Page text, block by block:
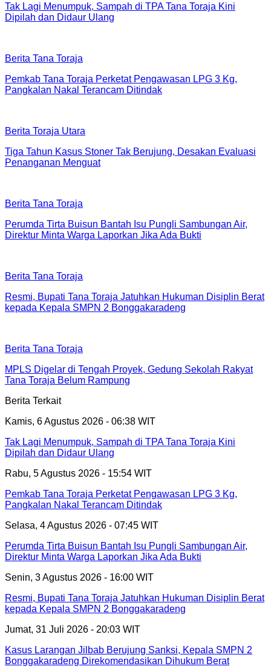
Tak Lagi Menumpuk, Sampah di TPA Tana Toraja Kini
Dipilah dan Didaur Ulang
Berita Tana Toraja
Pemkab Tana Toraja Perketat Pengawasan LPG 3 Kg,
Pangkalan Nakal Terancam Ditindak
Berita Toraja Utara
Tiga Tahun Kasus Stoner Tak Berujung, Desakan Evaluasi
Penanganan Menguat
Berita Tana Toraja
Perumda Tirta Buisun Bantah Isu Pungli Sambungan Air,
Direktur Minta Warga Laporkan Jika Ada Bukti
Berita Tana Toraja
Resmi, Bupati Tana Toraja Jatuhkan Hukuman Disiplin Berat
kepada Kepala SMPN 2 Bonggakaradeng
Berita Tana Toraja
MPLS Digelar di Tengah Proyek, Gedung Sekolah Rakyat
Tana Toraja Belum Rampung
Berita Terkait
Kamis, 6 Agustus 2026 - 06:38 WIT
Tak Lagi Menumpuk, Sampah di TPA Tana Toraja Kini
Dipilah dan Didaur Ulang
Rabu, 5 Agustus 2026 - 15:54 WIT
Pemkab Tana Toraja Perketat Pengawasan LPG 3 Kg,
Pangkalan Nakal Terancam Ditindak
Selasa, 4 Agustus 2026 - 07:45 WIT
Perumda Tirta Buisun Bantah Isu Pungli Sambungan Air,
Direktur Minta Warga Laporkan Jika Ada Bukti
Senin, 3 Agustus 2026 - 16:00 WIT
Resmi, Bupati Tana Toraja Jatuhkan Hukuman Disiplin Berat
kepada Kepala SMPN 2 Bonggakaradeng
Jumat, 31 Juli 2026 - 20:03 WIT
Kasus Larangan Jilbab Berujung Sanksi, Kepala SMPN 2
Bonggakaradeng Direkomendasikan Dihukum Berat